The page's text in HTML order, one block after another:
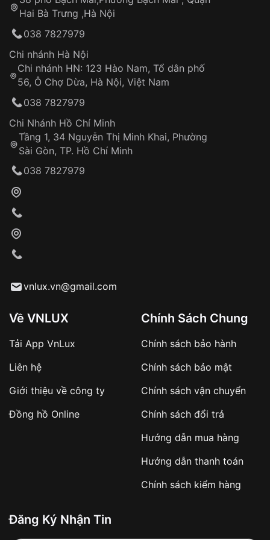
Hotline: 0585 215 215
Từ khóa SEO:
Khách hàng kiểm tra và thanh toán trực tiếp
Từ khóa SEO:
sản phẩm đặc biệt
hàng
Số tiền còn lại thanh toán khi nhận hàng hoặc
✔️ Đảm bảo xử lý đơn hàng nhanh chóng
✔️ Hạn chế tình trạng hủy đơn không mong
Từ khóa SEO:
Tự ý sửa chữa
thống VNLUX
Đảm bảo quyền lợi khách hàng
Đồng hành cùng khách hàng trong suốt quá
trình sử dụng
Hai Bà Trưng ,Hà Nội
038 7827979
Chi nhánh Hà Nội
Chi nhánh HN: 123 Hào Nam, Tổ dân phố
56, Ô Chợ Dừa, Hà Nội, Việt Nam
038 7827979
Chi Nhánh Hồ Chí Minh
Tầng 1, 34 Nguyễn Thị Minh Khai, Phường
Sài Gòn, TP. Hồ Chí Minh
038 7827979
vnlux.vn@gmail.com
Về VNLUX
Tải App VnLux
Liên hệ
Giới thiệu về công ty
Đồng hồ Online
Chính Sách Chung
Chính sách bảo hành
Chính sách bảo mật
Chính sách vận chuyển
Chính sách đổi trả
Hướng dẫn mua hàng
Hướng dẫn thanh toán
Chính sách kiểm hàng
Đăng Ký Nhận Tin